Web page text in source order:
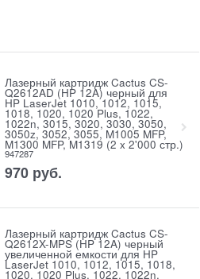
Лазерный картридж Cactus CS-
Q2612AD (HP 12A) черный для
HP LaserJet 1010, 1012, 1015,
1018, 1020, 1020 Plus, 1022,
1022n, 3015, 3020, 3030, 3050,
3050z, 3052, 3055, M1005 MFP,
M1300 MFP, M1319 (2 x 2'000 стр.)
947287
970 руб.
Лазерный картридж Cactus CS-
Q2612X-MPS (HP 12A) черный
увеличенной емкости для HP
LaserJet 1010, 1012, 1015, 1018,
1020, 1020 Plus, 1022, 1022n,